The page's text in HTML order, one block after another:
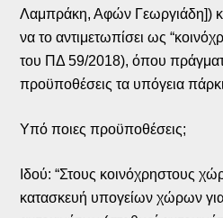
Λαμπράκη, Αφών Γεωργιάδη])
να το αντιμετωπίσει ως
του ΠΔ 59/2018), όπου
προϋποθέσεις τα υπόγεια
Υπό ποιες προϋποθέσεις;
Ιδού:“Στους κοινόχρηστους
κατασκευή υπογείων χώρων